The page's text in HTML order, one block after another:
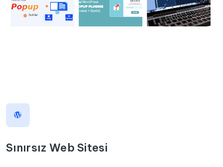
Sınırsız Web Sitesi